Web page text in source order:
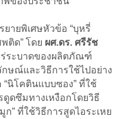
ายพิเศษหัวข้อ “บุหรี่
ติด” โดย ผศ.ดร. ศรีรัช
ร่ระบาดของผลิตภัณฑ์
ษณ์และวิธีการใช้ไปอย่าง
“นิโคตินแบบซอง” ที่ใช้
ดซึมทางเหงือกโดยวิธี
” ที่ใช้วิธีการสูดไอระเหย